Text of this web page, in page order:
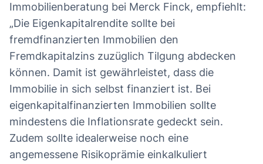
Immobilienberatung bei Merck Finck, empfiehlt:
„Die Eigenkapitalrendite sollte bei
fremdfinanzierten Immobilien den
Fremdkapitalzins zuzüglich Tilgung abdecken
können. Damit ist gewährleistet, dass die
Immobilie in sich selbst finanziert ist. Bei
eigenkapitalfinanzierten Immobilien sollte
mindestens die Inflationsrate gedeckt sein.
Zudem sollte idealerweise noch eine
angemessene Risikoprämie einkalkuliert